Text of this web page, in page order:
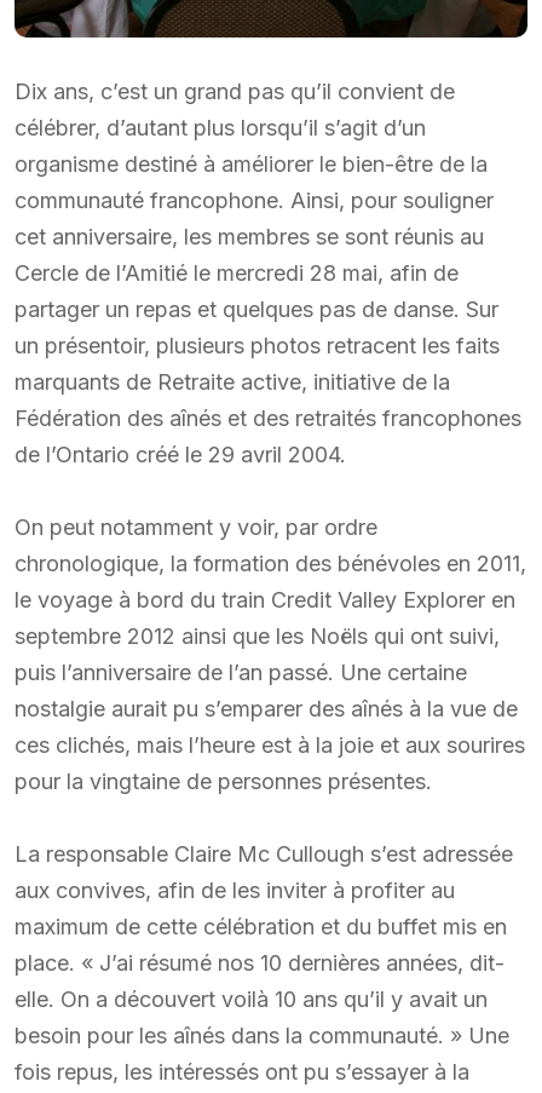
Dix ans, c’est un grand pas qu’il convient de
célébrer, d’autant plus lorsqu’il s’agit d’un
organisme destiné à améliorer le bien-être de la
communauté francophone. Ainsi, pour souligner
cet anniversaire, les membres se sont réunis au
Cercle de l’Amitié le mercredi 28 mai, afin de
partager un repas et quelques pas de danse. Sur
un présentoir, plusieurs photos retracent les faits
marquants de Retraite active, initiative de la
Fédération des aînés et des retraités francophones
de l’Ontario créé le 29 avril 2004.
On peut notamment y voir, par ordre
chronologique, la formation des bénévoles en 2011,
le voyage à bord du train Credit Valley Explorer en
septembre 2012 ainsi que les Noëls qui ont suivi,
puis l’anniversaire de l’an passé. Une certaine
nostalgie aurait pu s’emparer des aînés à la vue de
ces clichés, mais l’heure est à la joie et aux sourires
pour la vingtaine de personnes présentes.
La responsable Claire Mc Cullough s’est adressée
aux convives, afin de les inviter à profiter au
maximum de cette célébration et du buffet mis en
place. « J’ai résumé nos 10 dernières années, dit-
elle. On a découvert voilà 10 ans qu’il y avait un
besoin pour les aînés dans la communauté. » Une
fois repus, les intéressés ont pu s’essayer à la